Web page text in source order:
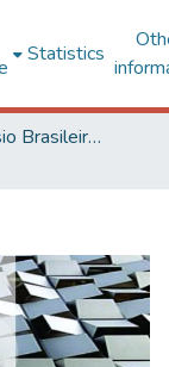
Statistics
SBQP - Simpósio Brasileiro de Qualidade do Projeto no Ambiente Construído